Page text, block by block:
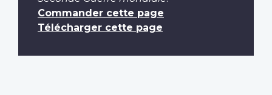
Commander cette page
Télécharger cette page